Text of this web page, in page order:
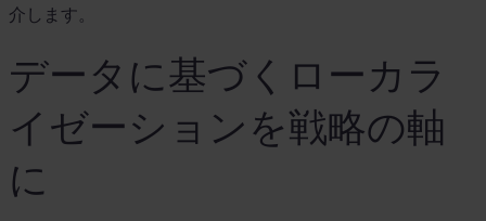
介します。
データに基づくローカラ
イゼーションを戦略の軸
に